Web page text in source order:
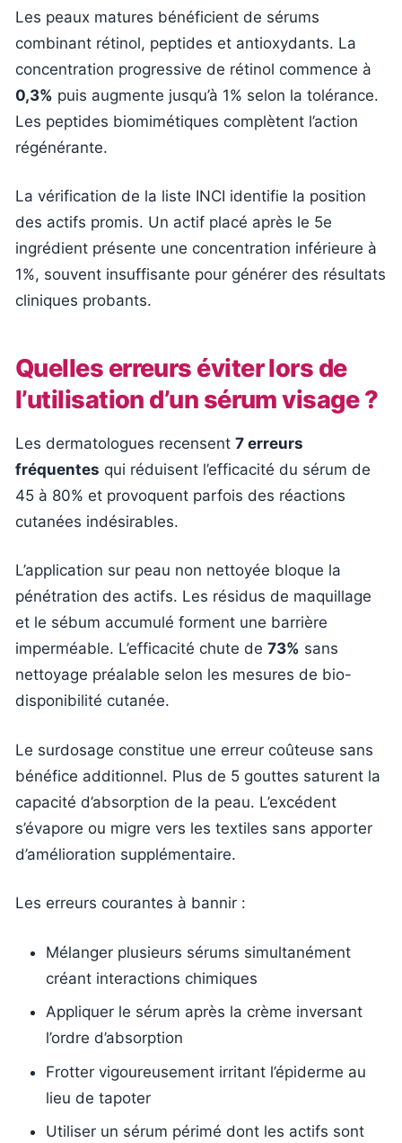
Les peaux matures bénéficient de sérums
combinant rétinol, peptides et antioxydants. La
concentration progressive de rétinol commence à
0,3% puis augmente jusqu’à 1% selon la tolérance.
Les peptides biomimétiques complètent l’action
régénérante.
La vérification de la liste INCI identifie la position
des actifs promis. Un actif placé après le 5e
ingrédient présente une concentration inférieure à
1%, souvent insuffisante pour générer des résultats
cliniques probants.
Quelles erreurs éviter lors de
l’utilisation d’un sérum visage ?
Les dermatologues recensent 7 erreurs
fréquentes qui réduisent l’efficacité du sérum de
45 à 80% et provoquent parfois des réactions
cutanées indésirables.
L’application sur peau non nettoyée bloque la
pénétration des actifs. Les résidus de maquillage
et le sébum accumulé forment une barrière
imperméable. L’efficacité chute de 73% sans
nettoyage préalable selon les mesures de bio-
disponibilité cutanée.
Le surdosage constitue une erreur coûteuse sans
bénéfice additionnel. Plus de 5 gouttes saturent la
capacité d’absorption de la peau. L’excédent
s’évapore ou migre vers les textiles sans apporter
d’amélioration supplémentaire.
Les erreurs courantes à bannir :
Mélanger plusieurs sérums simultanément
créant interactions chimiques
Appliquer le sérum après la crème inversant
l’ordre d’absorption
Frotter vigoureusement irritant l’épiderme au
lieu de tapoter
Utiliser un sérum périmé dont les actifs sont